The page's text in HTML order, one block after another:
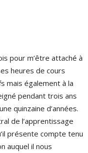
pour m’être attaché à
heures de cours
mais également à la
pendant trois ans
quinzaine d’années.
de l’apprentissage
présente compte tenu
auquel il nous